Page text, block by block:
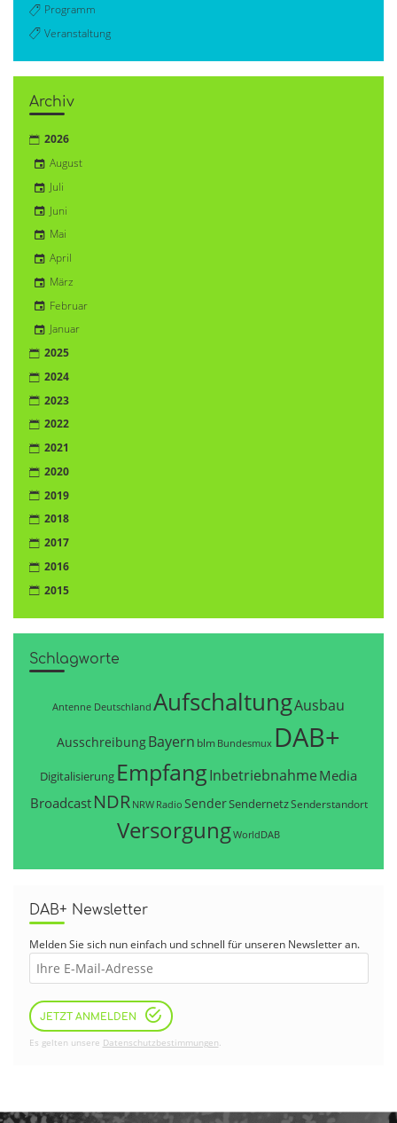
Programm
Veranstaltung
Archiv
2026
August
Juli
Juni
Mai
April
März
Februar
Januar
2025
2024
2023
2022
2021
2020
2019
2018
2017
2016
2015
Schlagworte
Antenne Deutschland AufschaltungAusbau
AusschreibungBayern blm Bundesmux DAB+
Digitalisierung EmpfangInbetriebnahme Media
Broadcast NDR NRW Radio SenderSendernetzSenderstandort
VersorgungWorldDAB
DAB+ Newsletter
Melden Sie sich nun einfach und schnell für unseren Newsletter an.
JETZT ANMELDEN
Es gelten unsere Datenschutzbestimmungen.